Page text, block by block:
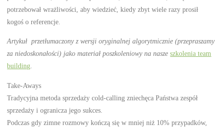
potrzebował wrażliwości, aby wiedzieć, kiedy zbyt wiele razy prosił
kogoś o referencje.
Artykuł przetłumaczony z wersji oryginalnej algorytmicznie (przepraszamy
za niedoskonałości) jako materiał poszkoleniowy na nasze szkolenia team
building.
Take-Aways
Tradycyjna metoda sprzedaży cold-calling zniechęca Państwa zespół
sprzedaży i ogranicza jego sukces.
Podczas gdy zimne rozmowy kończą się w mniej niż 10% przypadków,